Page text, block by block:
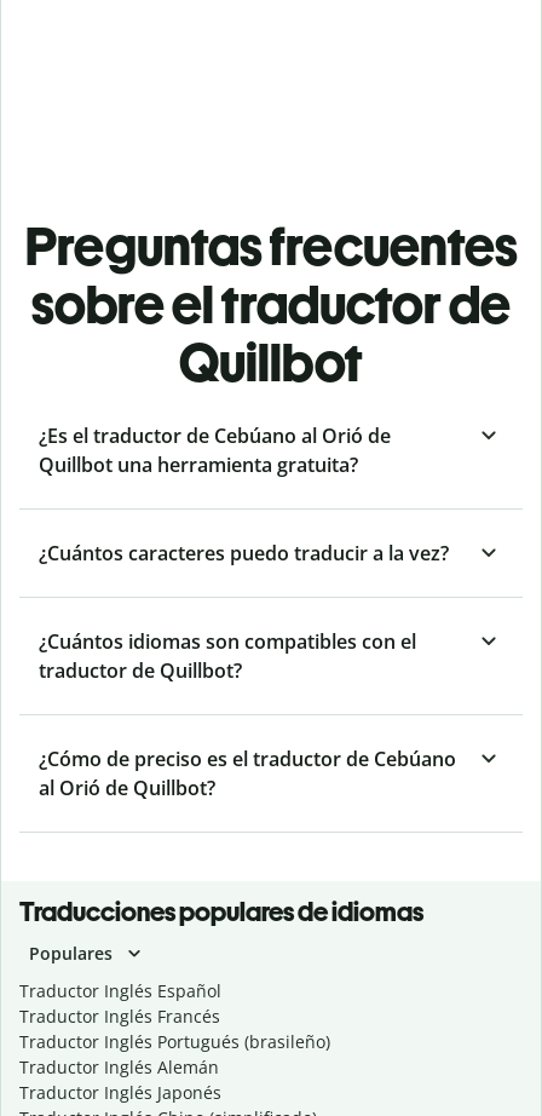
Preguntas frecuentes
sobre el traductor de
Quillbot
¿Es el traductor de Cebúano al Orió de
Quillbot una herramienta gratuita?
¿Cuántos caracteres puedo traducir a la vez?
¿Cuántos idiomas son compatibles con el
traductor de Quillbot?
¿Cómo de preciso es el traductor de Cebúano
al Orió de Quillbot?
Traducciones populares de idiomas
Populares
Traductor Inglés Español
Traductor Inglés Francés
Traductor Inglés Portugués (brasileño)
Traductor Inglés Alemán
Traductor Inglés Japonés